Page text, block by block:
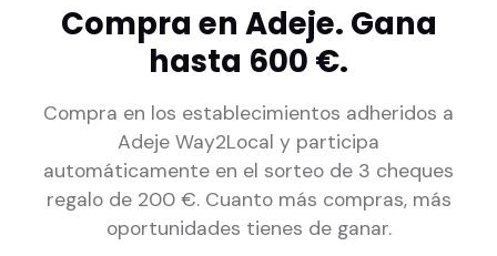
Compra en Adeje. Gana
hasta 600 €.
Compra en los establecimientos adheridos a
Adeje Way2Local y participa
automáticamente en el sorteo de 3 cheques
regalo de 200 €. Cuanto más compras, más
oportunidades tienes de ganar.